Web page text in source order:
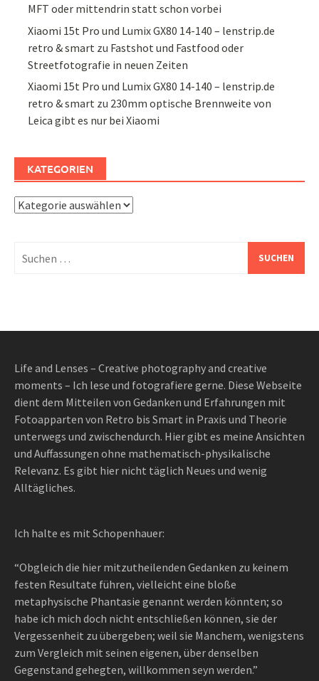
MFT oder mittendrin statt schon vorbei
Xiaomi 15t Pro und Lumix GX80 14-140 – lenstrip.de
retro & smart zu Fastshot und Fastfood oder
Streetfotografie in neuen Zeiten
Xiaomi 15t Pro und Lumix GX80 14-140 – lenstrip.de
retro & smart zu 230mm optische Brennweite von
Leica gibt es nur bei Xiaomi
KATEGORIEN
Kategorien
nach:
Life and Lenses – Creative photography and creative
moments – Ich lese und fotografiere gerne. Diese Webseite
dient dem Mitteilen von Gedanken und Erfahrungen mit
Fotoapparten von Retro bis Smart in Praxis und Theorie
unterwegs und zwischendurch. Hier gibt es meine Ansichten
und Auffassungen ohne mathematisch-physikalische
Relevanz. Es gibt hier nicht täglich Neues und wenig
Alltägliches.
Ich halte es mit Schopenhauer:
“Obgleich die hier mitzutheilenden Gedanken zu keinem
festen Resultate führen, vielleicht eine bloße
metaphysische Phantasie genannt werden könnten; so
habe ich mich doch nicht entschließen können, sie der
Vergessenheit zu übergeben; weil sie Manchem, wenigstens
zum Vergleich mit seinen eigenen, über denselben
Gegenstand gehegten, willkommen seyn werden.”